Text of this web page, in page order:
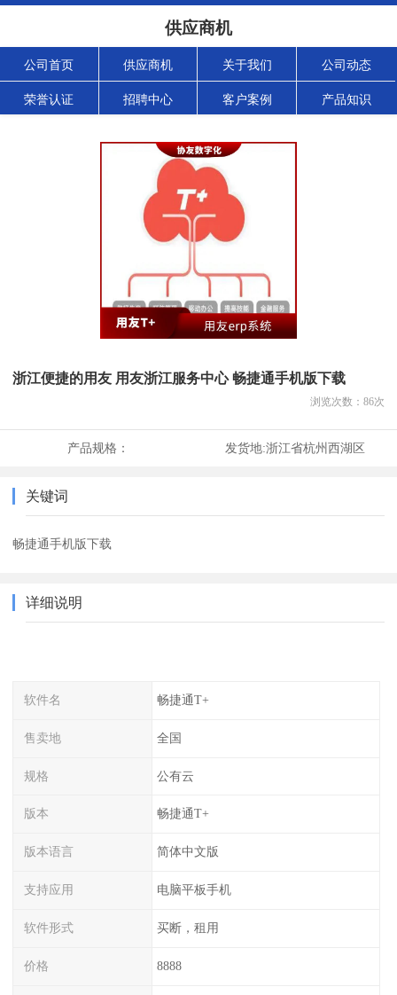
供应商机
公司首页 供应商机 关于我们 公司动态
荣誉认证 招聘中心 客户案例 产品知识
浙江便捷的用友 用友浙江服务中心 畅捷通手机版下载
浏览次数： 86次
产品规格： 发货地:浙江省杭州西湖区
关键词
畅捷通手机版下载
详细说明
软件名 畅捷通T+
售卖地 全国
规格 公有云
版本 畅捷通T+
版本语言 简体中文版
支持应用 电脑平板手机
软件形式 买断，租用
价格 8888